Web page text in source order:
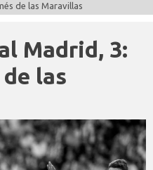
de las Maravillas
Madrid, 3:
de las